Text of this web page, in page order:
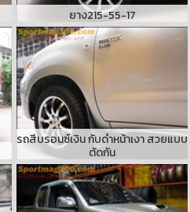
ยาง215-55-17
รถสีบรอนซ์เงิน กับดำหน้าเงา สวยแบบ
ตัดกัน